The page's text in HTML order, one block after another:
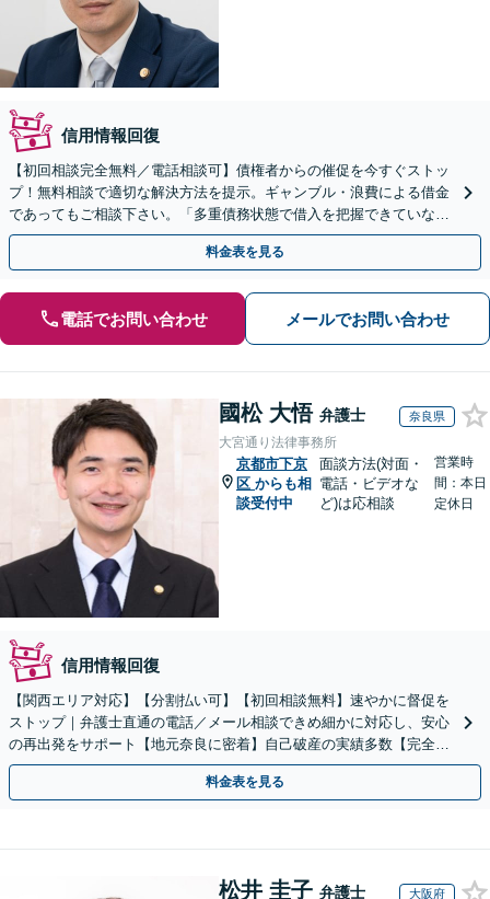
信用情報回復
【初回相談完全無料／電話相談可】債権者からの催促を今すぐストッ
プ！無料相談で適切な解決方法を提示。ギャンブル・浪費による借金
であってもご相談下さい。「多重債務状態で借入を把握できていな
い」「マイホームを手放したくない」など【分割払い可】
料金表を見る
電話でお問い合わせ メールでお問い合わせ
國松 大悟 弁護士 奈良県
大宮通り法律事務所
京都市下京
区 からも相
談受付中
面談方法(対面・
電話・ビデオな
ど)は応相談
営業時
間：本日
定休日
信用情報回復
【関西エリア対応】【分割払い可】【初回相談無料】速やかに督促を
ストップ｜弁護士直通の電話／メール相談できめ細かに対応し、安心
の再出発をサポート【地元奈良に密着】自己破産の実績多数【完全個
室】
料金表を見る
松井 圭子 弁護士 大阪府